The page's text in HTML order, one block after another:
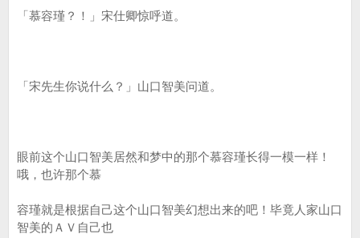
「慕容瑾？！」宋仕卿惊呼道。
「宋先生你说什么？」山口智美问道。
眼前这个山口智美居然和梦中的那个慕容瑾长得一模一样！
哦，也许那个慕
容瑾就是根据自己这个山口智美幻想出来的吧！毕竟人家山口
智美的ＡＶ自己也